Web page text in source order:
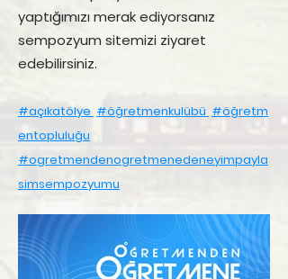
yaptığımızı merak ediyorsanız
sempozyum sitemizi ziyaret
edebilirsiniz.
#açıkatölye #öğretmenkulübü #öğretm
entopluluğu
#ogretmendenogretmenedeneyimpayla
simsempozyumu